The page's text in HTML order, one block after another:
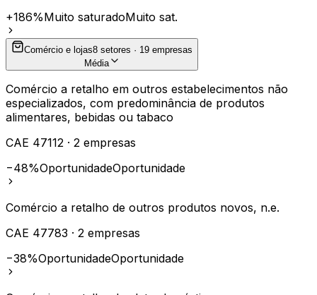
+186%Muito saturadoMuito sat.
Comércio e lojas8 setores · 19 empresas
Média
Comércio a retalho em outros estabelecimentos não
especializados, com predominância de produtos
alimentares, bebidas ou tabaco
CAE 47112 · 2 empresas
−48%OportunidadeOportunidade
Comércio a retalho de outros produtos novos, n.e.
CAE 47783 · 2 empresas
−38%OportunidadeOportunidade